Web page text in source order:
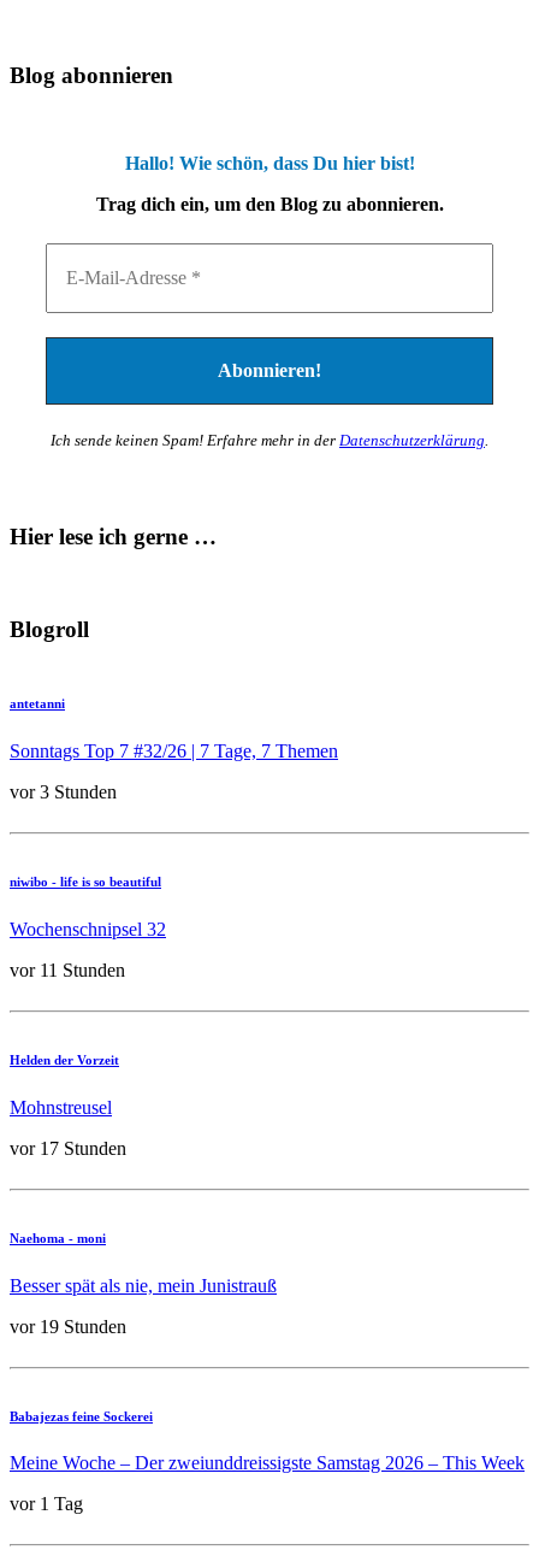
Blog abonnieren
Hallo! Wie schön, dass Du hier bist!
Trag dich ein, um den Blog zu abonnieren.
Ich sende keinen Spam! Erfahre mehr in der Datenschutzerklärung
Hier lese ich gerne …
Blogroll
antetanni
Sonntags Top 7 #32/26 | 7 Tage, 7 Themen
vor 3 Stunden
niwibo - life is so beautiful
Wochenschnipsel 32
vor 11 Stunden
Helden der Vorzeit
Mohnstreusel
vor 17 Stunden
Naehoma - moni
Besser spät als nie, mein Junistrauß
vor 19 Stunden
Babajezas feine Sockerei
Meine Woche – Der zweiunddreissigste Samstag 2026 – This Week
vor 1 Tag